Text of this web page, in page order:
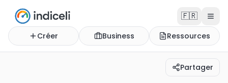
🇫🇷
Créer Business Ressources
Partager